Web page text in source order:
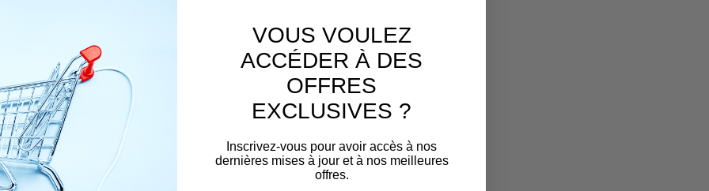
VOUS VOULEZ
ACCÉDER À DES
OFFRES
EXCLUSIVES ?
Inscrivez-vous pour avoir accès à nos
dernières mises à jour et à nos meilleures
offres.